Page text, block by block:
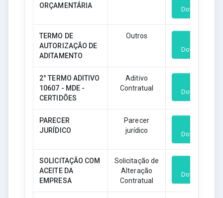
ORÇAMENTÁRIA
Download
TERMO DE
AUTORIZAÇÃO DE
ADITAMENTO
Outros
Download
2° TERMO ADITIVO
10607 - MDE -
CERTIDÕES
Aditivo
Contratual
Download
PARECER
JURÍDICO
Parecer
jurídico
Download
SOLICITAÇÃO COM
ACEITE DA
EMPRESA
Solicitação de
Alteração
Contratual
Download